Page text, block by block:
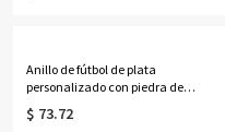
Anillo de fútbol de plata
personalizado con piedra de
nacimiento grabada
$ 73.72